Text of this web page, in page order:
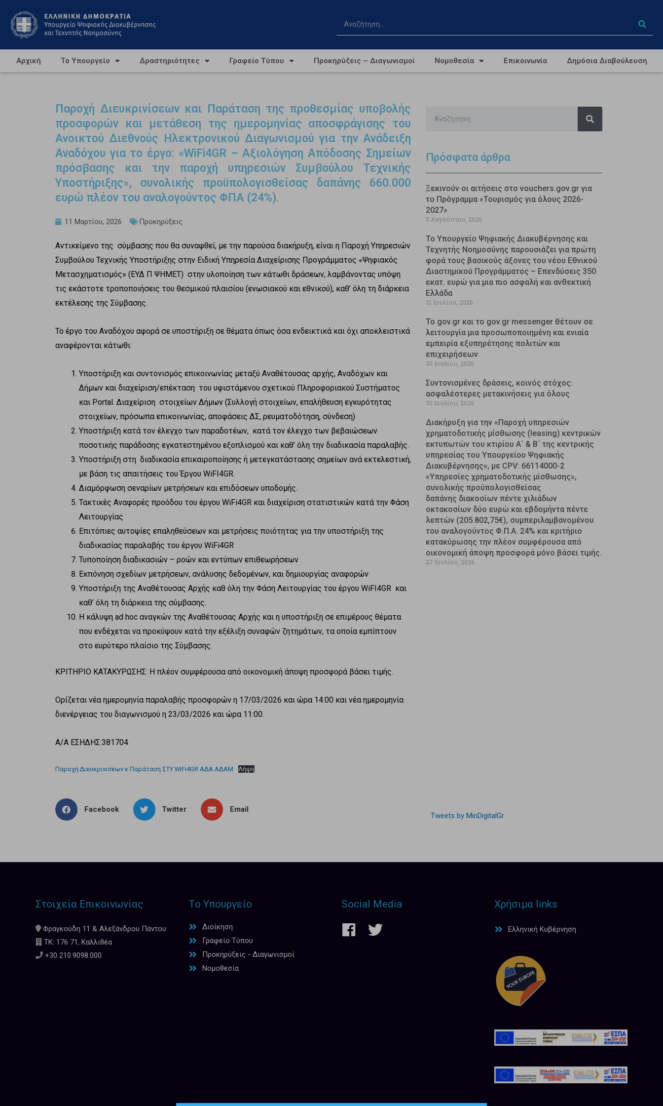
Αρχική Το Υπουργείο Δραστηριότητες Γραφείο Τύπου Προκηρύξεις – Διαγωνισμοί Νομοθεσία Επικοινωνία Δημόσια Διαβούλευση
Παροχή Διευκρινίσεων και Παράταση της προθεσμίας υποβολής
προσφορών και μετάθεση της ημερομηνίας αποσφράγισης του
Ανοικτού Διεθνούς Ηλεκτρονικού Διαγωνισμού για την Ανάδειξη
Αναδόχου για το έργο: «WiFi4GR – Αξιολόγηση Απόδοσης Σημείων
πρόσβασης και την παροχή υπηρεσιών Συμβούλου Τεχνικής
Υποστήριξης», συνολικής προϋπολογισθείσας δαπάνης 660.000
ευρώ πλέον του αναλογούντος ΦΠΑ (24%).
11 Μαρτίου, 2026 Προκηρύξεις
Αντικείμενο της σύμβασης που θα συναφθεί, με την παρούσα διακήρυξη, είναι η Παροχή Υπηρεσιών
Συμβούλου Τεχνικής Υποστήριξης στην Ειδική Υπηρεσία Διαχείρισης Προγράμματος «Ψηφιακός
Μετασχηματισμός» (ΕΥΔ Π ΨΗΜΕΤ) στην υλοποίηση των κάτωθι δράσεων, λαμβάνοντας υπόψη
τις εκάστοτε τροποποιήσεις του θεσμικού πλαισίου (ενωσιακού και εθνικού), καθ’ όλη τη διάρκεια
εκτέλεσης της Σύμβασης.
Το έργο του Αναδόχου αφορά σε υποστήριξη σε θέματα όπως όσα ενδεικτικά και όχι αποκλειστικά
αναφέρονται κάτωθι:
Υποστήριξη και συντονισμός επικοινωνίας μεταξύ Αναθέτουσας αρχής, Αναδόχων και
Δήμων και διαχείριση/επέκταση του υφιστάμενου σχετικού Πληροφοριακού Συστήματος
και Portal. Διαχείριση στοιχείων Δήμων (Συλλογή στοιχείων, επαλήθευση εγκυρότητας
στοιχείων, πρόσωπα επικοινωνίας, αποφάσεις ΔΣ, ρευματοδότηση, σύνδεση)
Υποστήριξη κατά τον έλεγχο των παραδοτέων, κατά τον έλεγχο των βεβαιώσεων
ποσοτικής παράδοσης εγκατεστημένου εξοπλισμού και καθ’ όλη την διαδικασία παραλαβής.
Υποστήριξη στη διαδικασία επικαιροποίησης ή μετεγκατάστασης σημείων ανά εκτελεστική,
με βάση τις απαιτήσεις του Έργου WiFI4GR.
Διαμόρφωση σεναρίων μετρήσεων και επιδόσεων υποδομής.
Τακτικές Αναφορές προόδου του έργου WiFi4GR και διαχείριση στατιστικών κατά την Φάση
Λειτουργίας
Επιτόπιες αυτοψίες επαληθεύσεων και μετρήσεις ποιότητας για την υποστήριξη της
διαδικασίας παραλαβής του έργου WiFi4GR
Τυποποίηση διαδικασιών – ροών και εντύπων επιθεωρήσεων
Εκπόνηση σχεδίων μετρήσεων, ανάλυσης δεδομένων, και δημιουργίας αναφορών·
Υποστήριξη της Αναθέτουσας Αρχής καθ όλη την Φάση Λειτουργίας του έργου WiFI4GR και
καθ’ όλη τη διάρκεια της σύμβασης.
Η κάλυψη ad hoc αναγκών της Αναθέτουσας Αρχής και η υποστήριξη σε επιμέρους θέματα
που ενδέχεται να προκύψουν κατά την εξέλιξη συναφών ζητημάτων, τα οποία εμπίπτουν
στο ευρύτερο πλαίσιο της Σύμβασης.
ΚΡΙΤΗΡΙΟ ΚΑΤΑΚΥΡΩΣΗΣ: Η πλέον συμφέρουσα από οικονομική άποψη προσφορά βάσει τιμής.
Ορίζεται νέα ημερομηνία παραλαβής προσφορών η 17/03/2026 και ώρα 14:00 και νέα ημερομηνία
διενέργειας του διαγωνισμού η 23/03/2026 και ώρα 11:00.
A/A ΕΣΗΔΗΣ:381704
Παροχή Διευκρινισεων κ Παράταση ΣΤΥ WiFi4GR ΑΔΑ ΑΔΑΜ Λήψη
Facebook Twitter Email
Πρόσφατα άρθρα
Ξεκινούν οι αιτήσεις στο vouchers.gov.gr για
το Πρόγραμμα «Τουρισμός για όλους 2026-
2027»
5 Αυγούστου, 2026
Το Υπουργείο Ψηφιακής Διακυβέρνησης και
Τεχνητής Νοημοσύνης παρουσιάζει για πρώτη
φορά τους βασικούς άξονες του νέου Εθνικού
Διαστημικού Προγράμματος – Επενδύσεις 350
εκατ. ευρώ για μια πιο ασφαλή και ανθεκτική
Ελλάδα
31 Ιουλίου, 2026
Το gov.gr και το gov.gr messenger θέτουν σε
λειτουργία μια προσωποποιημένη και ενιαία
εμπειρία εξυπηρέτησης πολιτών και
επιχειρήσεων
30 Ιουλίου, 2026
Συντονισμένες δράσεις, κοινός στόχος:
ασφαλέστερες μετακινήσεις για όλους
30 Ιουλίου, 2026
Διακήρυξη για την «Παροχή υπηρεσιών
χρηματοδοτικής μίσθωσης (leasing) κεντρικών
εκτυπωτών του κτιρίου Α΄ & Β΄ της κεντρικής
υπηρεσίας του Υπουργείου Ψηφιακής
Διακυβέρνησης», με CPV: 66114000-2
«Υπηρεσίες χρηματοδοτικής μίσθωσης»,
συνολικής προϋπολογισθείσας
δαπάνης διακοσίων πέντε χιλιάδων
οκτακοσίων δύο ευρώ και εβδομήντα πέντε
λεπτών (205.802,75€), συμπεριλαμβανομένου
του αναλογούντος Φ.Π.Α. 24% και κριτήριο
κατακύρωσης την πλέον συμφέρουσα από
οικονομική άποψη προσφορά μόνο βάσει τιμής.
27 Ιουλίου, 2026
Tweets by MinDigitalGr
Στοιχεία Επικοινωνίας
Φραγκούδη 11 & Αλεξάνδρου Πάντου
ΤΚ: 176 71, Καλλιθέα
+30 210.9098.000
Το Υπουργείο
Διοίκηση
Γραφείο Τύπου
Προκηρύξεις - Διαγωνισμοί
Νομοθεσία
Social Media Χρήσιμα links
Ελληνική Κυβέρνηση